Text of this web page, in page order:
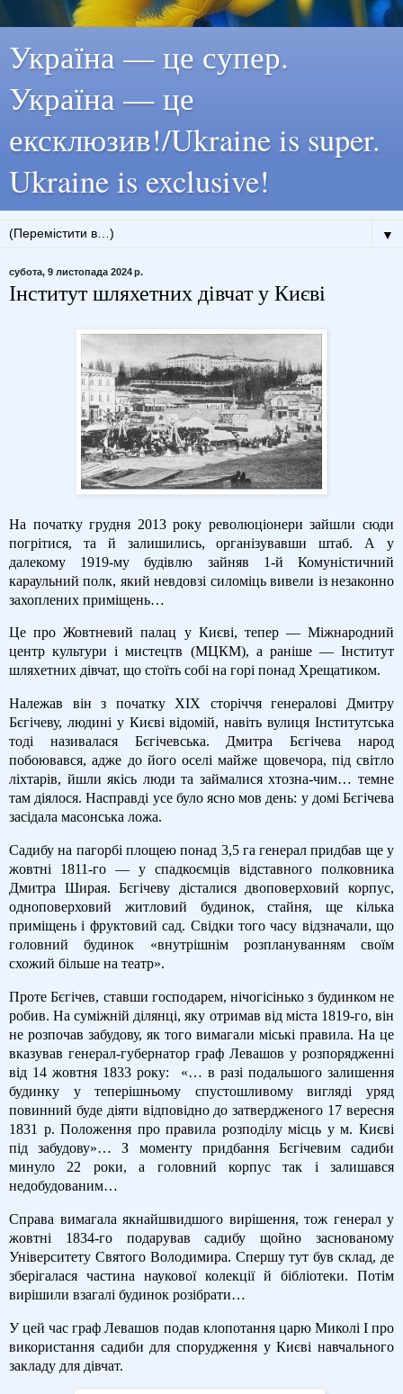
Україна — це супер.
Україна — це
ексклюзив!/Ukraine is super.
Ukraine is exclusive!
▼
субота, 9 листопада 2024 р.
Інститут шляхетних дівчат у Києві
На початку грудня 2013 року революціонери зайшли сюди
погрітися, та й залишились, організувавши штаб. А у
далекому 1919-му будівлю зайняв 1-й Комуністичний
караульний полк, який невдовзі силоміць вивели із незаконно
захоплених приміщень…
Це про Жовтневий палац у Києві, тепер — Міжнародний
центр культури і мистецтв (МЦКМ), а раніше — Інститут
шляхетних дівчат, що стоїть собі на горі понад Хрещатиком.
Належав він з початку XIX сторіччя генералові Дмитру
Бєгічеву, людині у Києві відомій, навіть вулиця Інститутська
тоді називалася Бєгічевська. Дмитра Бєгічева народ
побоювався, адже до його оселі майже щовечора, під світло
ліхтарів, йшли якісь люди та займалися хтозна-чим… темне
там діялося. Насправді усе було ясно мов день: у домі Бєгічева
засідала масонська ложа.
Садибу на пагорбі площею понад 3,5 га генерал придбав ще у
жовтні 1811-го — у спадкоємців відставного полковника
Дмитра Ширая. Бєгічеву дісталися двоповерховий корпус,
одноповерховий житловий будинок, стайня, ще кілька
приміщень і фруктовий сад. Свідки того часу відзначали, що
головний будинок «внутрішнім розплануванням своїм
схожий більше на театр».
Проте Бєгічев, ставши господарем, нічогісінько з будинком не
робив. На суміжній ділянці, яку отримав від міста 1819-го, він
не розпочав забудову, як того вимагали міські правила. На це
вказував генерал-губернатор граф Левашов у розпорядженні
від 14 жовтня 1833 року:
«… в разі подальшого залишення
будинку у теперішньому спустошливому вигляді уряд
повинний буде діяти відповідно до затвердженого 17 вересня
1831 р. Положення про правила розподілу місць у м. Києві
під забудову»… З моменту придбання Бєгічевим садиби
минуло 22 роки, а головний корпус так і залишався
недобудованим…
Справа вимагала якнайшвидшого вирішення, тож генерал у
жовтні 1834-го подарував садибу щойно заснованому
Університету Святого Володимира. Спершу тут був склад, де
зберігалася частина наукової колекції й бібліотеки. Потім
вирішили взагалі будинок розібрати…
У цей час граф Левашов подав клопотання царю Миколі I про
використання садиби для спорудження у Києві навчального
закладу для дівчат.